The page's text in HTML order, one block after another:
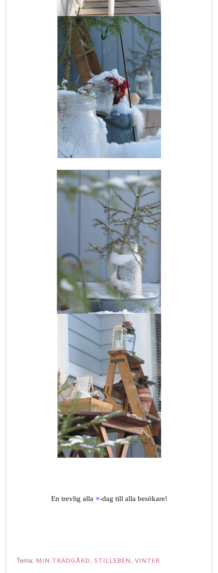
En trevlig alla ♥-dag till alla besökare!
Tema: MIN TRÄDGÅRD STILLEBEN VINTER